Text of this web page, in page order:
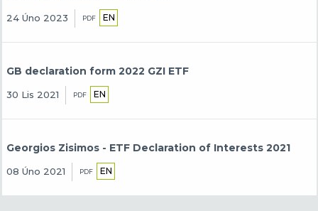
24 Úno 2023 PDF EN
GB declaration form 2022 GZI ETF
30 Lis 2021 PDF EN
Georgios Zisimos - ETF Declaration of Interests 2021
08 Úno 2021 PDF EN